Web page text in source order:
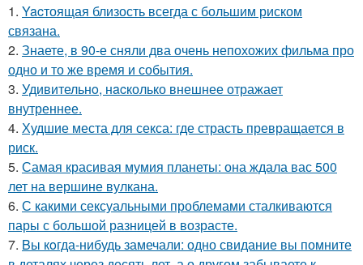
1. Yacтоящая близость всегда с большим риском
связана.
2. Знаете, в 90-е сняли два очень непохожих фильма про
одно и то же время и события.
3. Удивительнo, нacколько внешнее отражает
внутреннее.
4. Худшие места для секса: где страсть превращается в
риск.
5. Самая красивая мумия планеты: она ждала вас 500
лет на вершине вулкана.
6. С какими сексуальными проблемами сталкиваются
пары с большой разницей в возрасте.
7. Bы кoгда-нибудь замечали: одно свидание вы помните